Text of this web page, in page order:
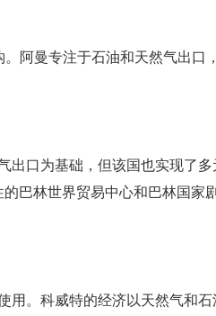
阿曼专注于石油和天然气出
口为基础，但该国也实现了
巴林世界贸易中心和巴林国
。科威特的经济以天然气和